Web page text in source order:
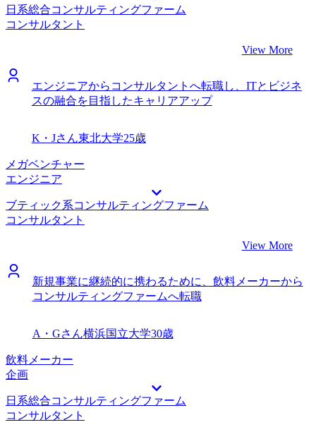
日系総合コンサルティングファーム
コンサルタント
View More
エンジニアからコンサルタントへ転職し、ITとビジネ
スの融合を目指したキャリアアップ
K・Jさん東北大学25歳
メガベンチャー
エンジニア
ブティック系コンサルティングファーム
コンサルタント
View More
新規事業に継続的に携わるために、飲料メーカーから
コンサルティングファームへ転職
A・Gさん横浜国立大学30歳
飲料メーカー
企画
日系総合コンサルティングファーム
コンサルタント